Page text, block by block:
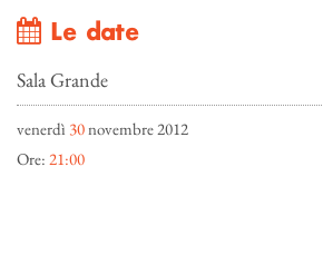
Le date
Sala Grande
venerdì 30novembre 2012
Ore: 21:00